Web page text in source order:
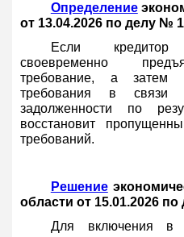
Определение
от 13.04.2026 по делу №
Если кредитор
своевременно
требование, а затем
требования в связи
задолженности по
восстановит
требований.
Решение
области от 15.01.2026
Для включения в